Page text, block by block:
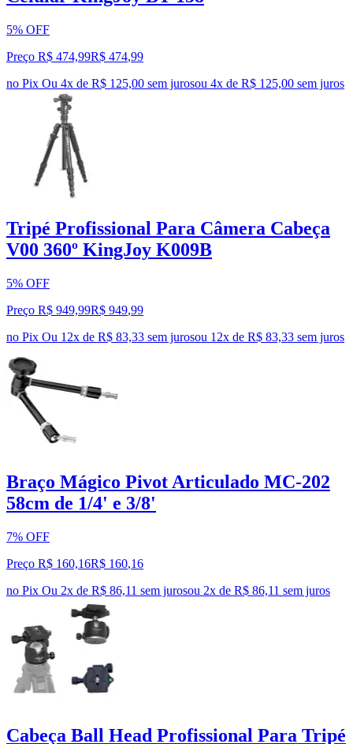
5% OFF
Preço R$ 474,99R$ 474,99
no Pix Ou 4x de R$ 125,00 sem jurosou 4x de R$ 125,00 sem juros
Tripé Profissional Para Câmera Cabeça
V00 360º KingJoy K009B
5% OFF
Preço R$ 949,99R$ 949,99
no Pix Ou 12x de R$ 83,33 sem jurosou 12x de R$ 83,33 sem juros
Braço Mágico Pivot Articulado MC-202
58cm de 1/4' e 3/8'
7% OFF
Preço R$ 160,16R$ 160,16
no Pix Ou 2x de R$ 86,11 sem jurosou 2x de R$ 86,11 sem juros
Cabeça Ball Head Profissional Para Tripé